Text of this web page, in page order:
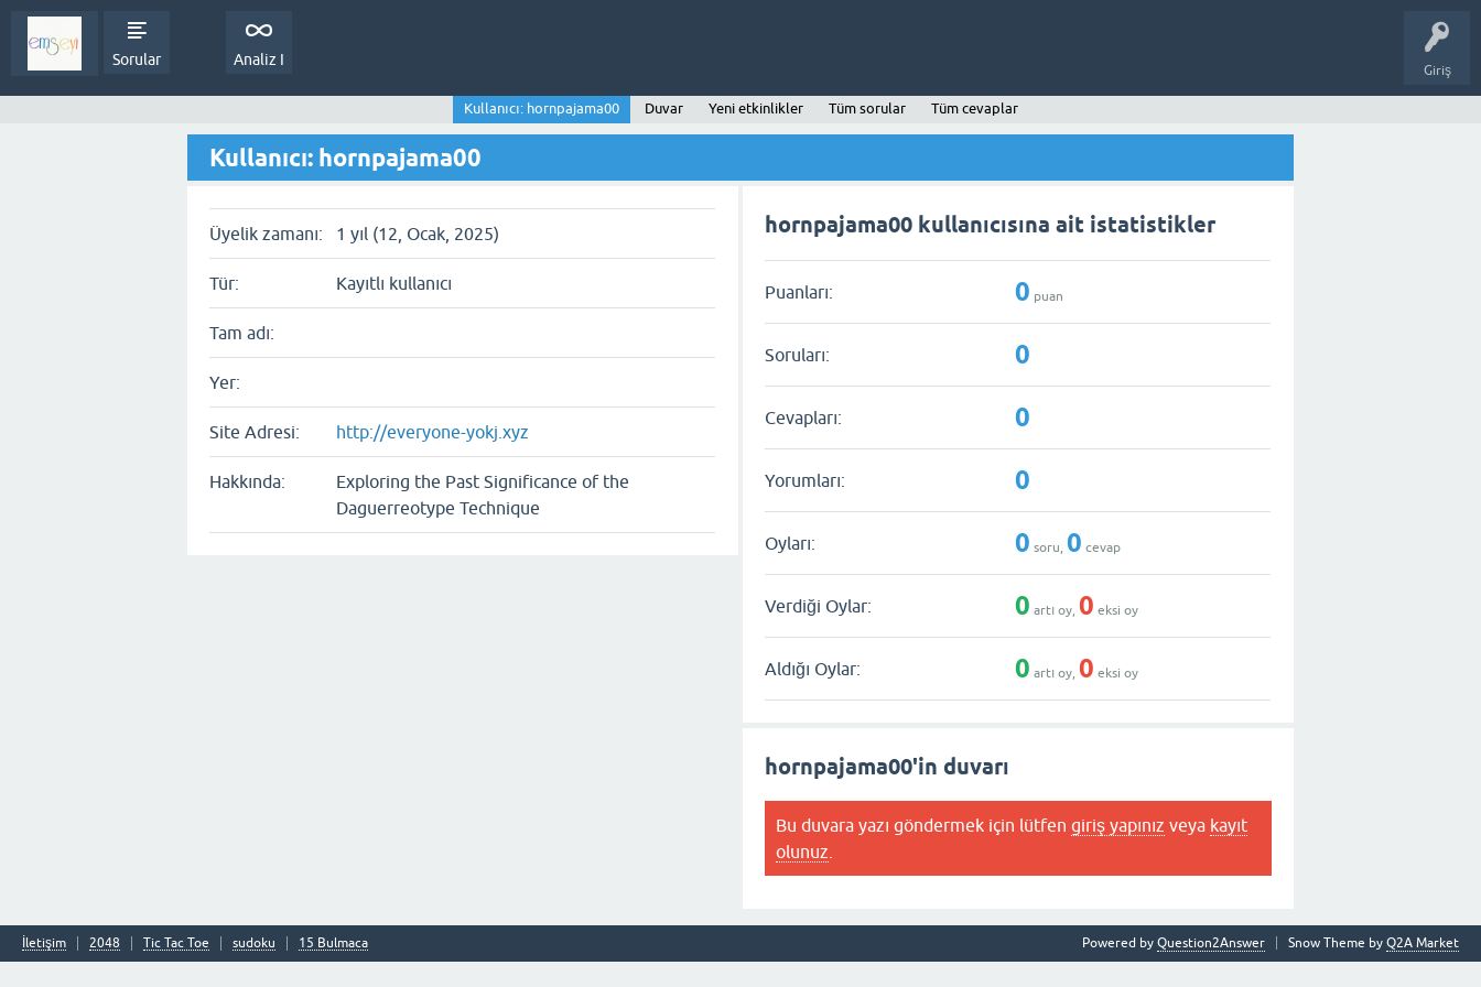
Giriş
Sorular Analiz I
Kullanıcı: hornpajama00 Duvar Yeni etkinlikler Tüm sorular Tüm cevaplar
Kullanıcı: hornpajama00
Üyelik zamanı: 1 yıl (12, Ocak, 2025)
Tür: Kayıtlı kullanıcı
Tam adı:
Yer:
Site Adresi: http://everyone-yokj.xyz
Hakkında:
Exploring the Past Significance of the
Daguerreotype Technique
hornpajama00 kullanıcısına ait istatistikler
Puanları: 0 puan
Soruları: 0
Cevapları: 0
Yorumları: 0
Oyları: 0 soru,0 cevap
Verdiği Oylar: 0 artı oy,0 eksi oy
Aldığı Oylar: 0 artı oy,0 eksi oy
hornpajama00'in duvarı
Bu duvara yazı göndermek için lütfengiriş yapınız veya kayıt
olunuz
İletişim 2048 Tic Tac Toe sudoku 15 Bulmaca Snow Theme by Q2A Market
Powered by Question2Answer